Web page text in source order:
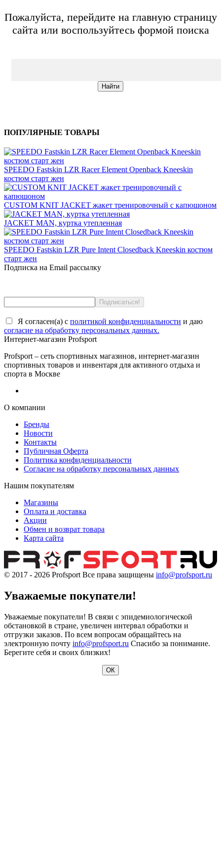
Пожалуйста, перейдите на главную страницу
сайта или воспользуйтесь формой поиска
ПОПУЛЯРНЫЕ ТОВАРЫ
SPEEDO Fastskin LZR Racer Element Openback Kneeskin
костюм старт жен
CUSTOM KNIT JACKET жакет тренировочный с капюшоном
JACKET MAN, куртка утепленная
SPEEDO Fastskin LZR Pure Intent Closedback Kneeskin костюм
старт жен
Подписка на Email рассылку
Я согласен(a) с политикой конфиденциальности и даю
согласие на обработку персональных данных.
Интернет-магазин Profsport
Profsport – сеть спортивных магазинов, интернет-магазин
спортивных товаров и инвентаря для активного отдыха и
спорта в Москве
О компании
Бренды
Новости
Контакты
Публичная Оферта
Политика конфиденциальности
Согласие на обработку персональных данных
Нашим покупателям
Магазины
Оплата и доставка
Акции
Обмен и возврат товара
Карта сайта
© 2017 - 2026 Profsport Все права защищены info@profsport.ru
Уважаемые покупатели!
Уважаемые покупатели! В связи с эпидемиологической
обстановкой в стране, увеличен интервал обработки и
отгрузки заказов. По всем вопросам обращайтесь на
электронную почту info@profsport.ru Спасибо за понимание.
Берегите себя и своих близких!
ОК